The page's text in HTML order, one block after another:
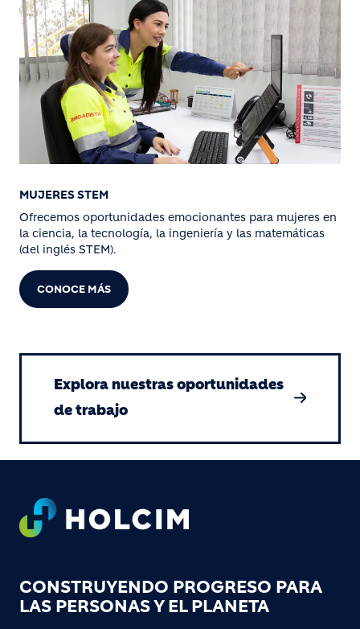
MUJERES STEM
Ofrecemos oportunidades emocionantes para mujeres en
la ciencia, la tecnología, la ingeniería y las matemáticas
(del inglés STEM).
CONOCE MÁS
Explora nuestras oportunidades
de trabajo
Footer
CONSTRUYENDO PROGRESO PARA
LAS PERSONAS Y EL PLANETA